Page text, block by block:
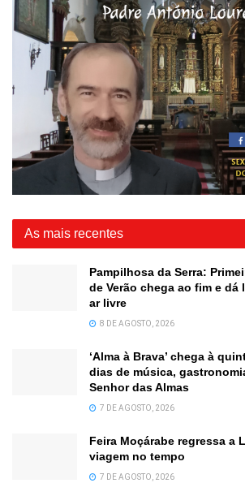
As mais recentes
Pampilhosa da Serra:
de Verão chega ao fim e dá
ar livre
8 DE AGOSTO, 2026
‘Alma à Brava’ chega à
dias de música,
Senhor das Almas
7 DE AGOSTO, 2026
Feira Moçárabe regressa a
viagem no tempo
7 DE AGOSTO, 2026